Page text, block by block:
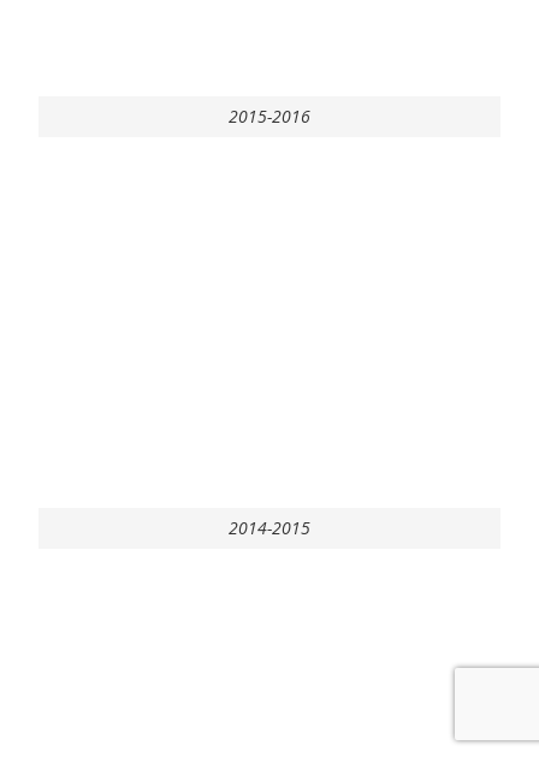
2015-2016
2014-2015